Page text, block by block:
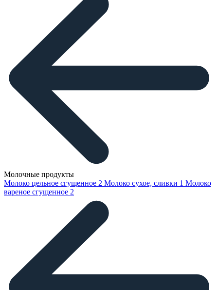
Молочные продукты
Молоко цельное сгущенное 2 Молоко сухое, сливки 1 Молоко
вареное сгущенное 2